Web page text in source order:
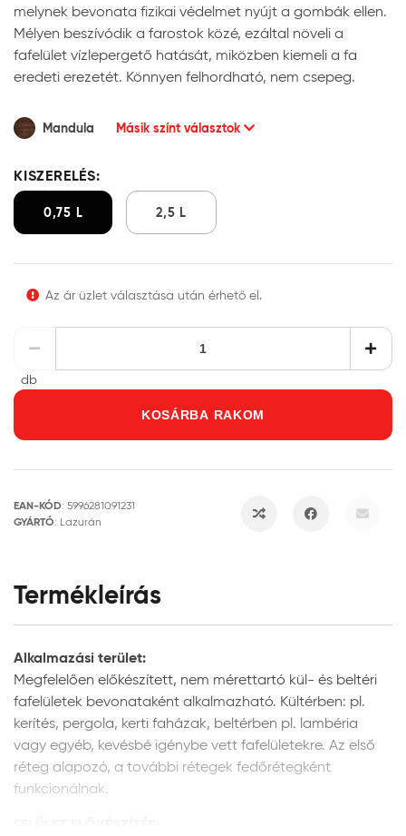
melynek bevonata fizikai védelmet nyújt a gombák ellen.
Mélyen beszívódik a farostok közé, ezáltal növeli a
fafelület vízlepergető hatását, miközben kiemeli a fa
eredeti erezetét. Könnyen felhordható, nem csepeg.
Mandula Másik színt választok
KISZERELÉS:
0,75 L 2,5 L
Az ár üzlet választása után érhető el.
db
KOSÁRBA RAKOM
EAN-KÓD: 5996281091231
GYÁRTÓ: Lazurán
Termékleírás
Alkalmazási terület:
Megfelelően előkészített, nem mérettartó kül- és beltéri
fafelületek bevonataként alkalmazható. Kültérben: pl.
kerítés, pergola, kerti faházak, beltérben pl. lambéria
vagy egyéb, kevésbé igénybe vett fafelületekre. Az első
réteg alapozó, a további rétegek fedőrétegként
funkcionálnak.